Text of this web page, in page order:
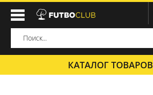
КАТАЛОГ ТОВАРОВ